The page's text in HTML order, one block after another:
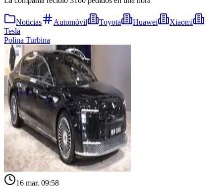
Noticias Automóvil Toyota Huawei
Xiaomi
Tesla
Polina Turbina
16 mar. 09:58